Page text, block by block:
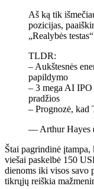
Aš ką tik
pozicijas,
„Realybės
TLDR:
– Aukštesnės
papildymo
– 3 mega AI
pradžios
– Prognozė,
— Arthur Hayes
Štai pagrindinė įtampa,
viešai paskelbė 150
dienoms iki visos savo
tikrųjų reiškia